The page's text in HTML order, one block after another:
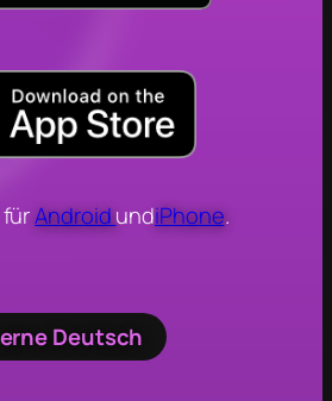
fürAndroidundiPhone.
Deutsch